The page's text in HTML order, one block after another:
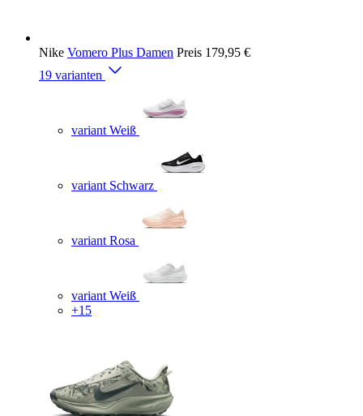
Nike Vomero Plus Damen Preis 179,95 €
19 varianten
variant Weiß
variant Schwarz
variant Rosa
variant Weiß
+15